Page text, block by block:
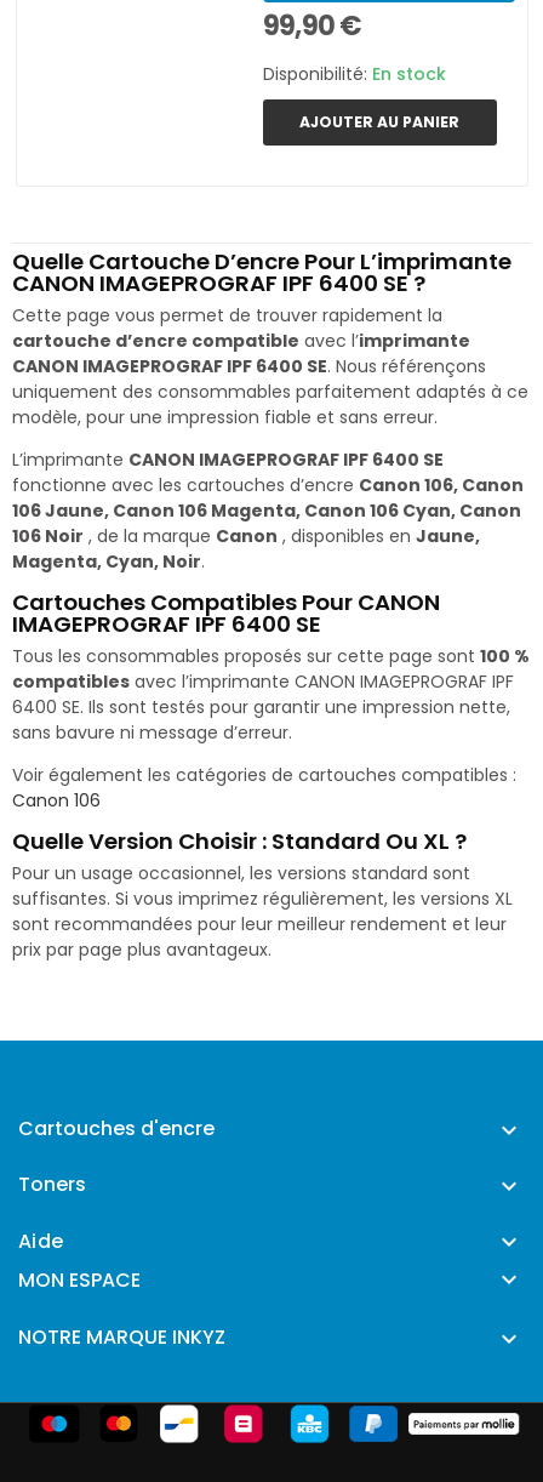
99,90 €
Disponibilité: En stock
AJOUTER AU PANIER
Quelle Cartouche D’encre Pour L’imprimante
CANON IMAGEPROGRAF IPF 6400 SE ?
Cette page vous permet de trouver rapidement la
cartouche d’encre compatible avec l’imprimante
CANON IMAGEPROGRAF IPF 6400 SE. Nous référençons
uniquement des consommables parfaitement adaptés à ce
modèle, pour une impression fiable et sans erreur.
L’imprimante CANON IMAGEPROGRAF IPF 6400 SE
fonctionne avec les cartouches d’encre Canon 106, Canon
106 Jaune, Canon 106 Magenta, Canon 106 Cyan, Canon
106 Noir , de la marque Canon , disponibles en Jaune,
Magenta, Cyan, Noir.
Cartouches Compatibles Pour CANON
IMAGEPROGRAF IPF 6400 SE
Tous les consommables proposés sur cette page sont 100 %
compatibles avec l’imprimante CANON IMAGEPROGRAF IPF
6400 SE. Ils sont testés pour garantir une impression nette,
sans bavure ni message d’erreur.
Voir également les catégories de cartouches compatibles :
Canon 106
Quelle Version Choisir : Standard Ou XL ?
Pour un usage occasionnel, les versions standard sont
suffisantes. Si vous imprimez régulièrement, les versions XL
sont recommandées pour leur meilleur rendement et leur
prix par page plus avantageux.
Cartouches d'encre 
Toners 
Aide 
MON ESPACE 
NOTRE MARQUE INKYZ 